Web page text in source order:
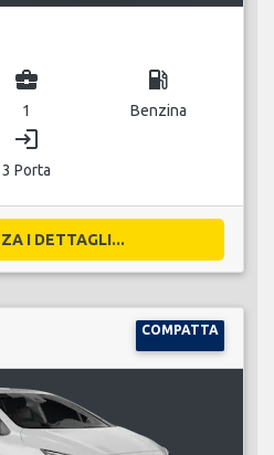
business_center
1
local_gas_station
Benzina
login
3 Porta
I DETTAGLI...
COMPATTA